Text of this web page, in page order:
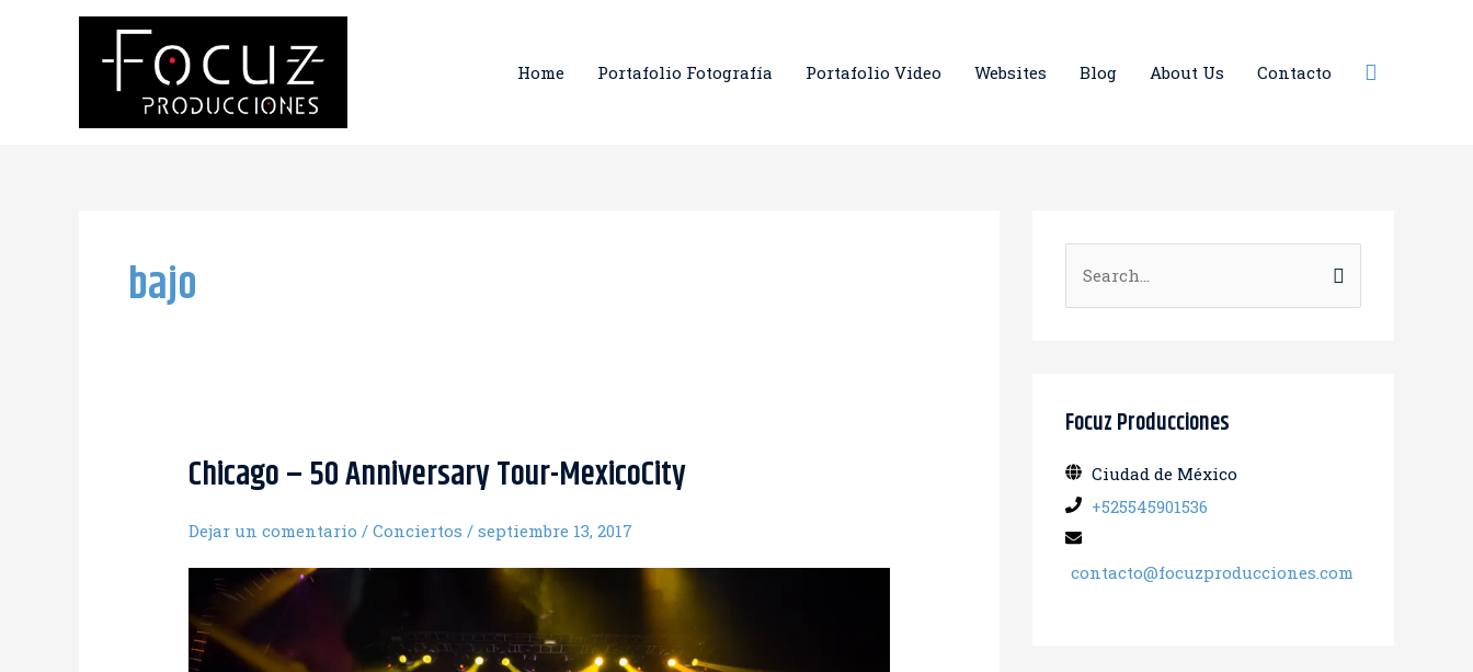
Home Portafolio Fotografía Portafolio Video Websites Blog About Us Contacto Buscar
bajo
Chicago – 50 Anniversary Tour-MexicoCity
Dejar un comentario /Conciertos /septiembre 13, 2017
u
a
:
Focuz Producciones
Ciudad de México
+525545901536
contacto@focuzproducciones.com